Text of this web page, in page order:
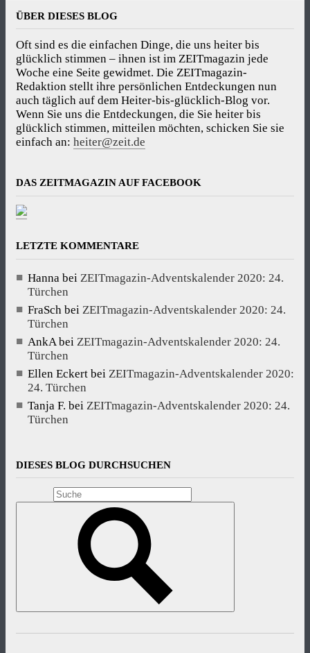
ÜBER DIESES BLOG
Oft sind es die einfachen Dinge, die uns heiter bis
glücklich stimmen – ihnen ist im ZEITmagazin jede
Woche eine Seite gewidmet. Die ZEITmagazin-
Redaktion stellt ihre persönlichen Entdeckungen nun
auch täglich auf dem Heiter-bis-glücklich-Blog vor.
Wenn Sie uns die Entdeckungen, die Sie heiter bis
glücklich stimmen, mitteilen möchten, schicken Sie sie
einfach an: heiter@zeit.de
DAS ZEITMAGAZIN AUF FACEBOOK
LETZTE KOMMENTARE
Hanna bei ZEITmagazin-Adventskalender 2020: 24.
Türchen
FraSch bei ZEITmagazin-Adventskalender 2020: 24.
Türchen
AnkA bei ZEITmagazin-Adventskalender 2020: 24.
Türchen
Ellen Eckert bei ZEITmagazin-Adventskalender 2020:
24. Türchen
Tanja F. bei ZEITmagazin-Adventskalender 2020: 24.
Türchen
DIESES BLOG DURCHSUCHEN